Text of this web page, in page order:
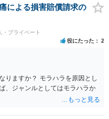
々あり、反省と制裁して欲しい
ては、「返済しなかったとして
てくることはないであろう」と
きちんと返済をさせるために
解決を図る」という対応ではな
て、「約束（契約）したことを
」という当たり前の対応を取る
、現実的に一括で返済出来る状
でもきちんと返済をさせる合意
た上で、「裁判上の和解」（分
った場合には強制執行（国の力
て、そこから回収する）という
による損害賠償請求の
・プライベート
役にたった 2
りますか？ モラハラを原因とし
、ジャンルとしてはモラハラか